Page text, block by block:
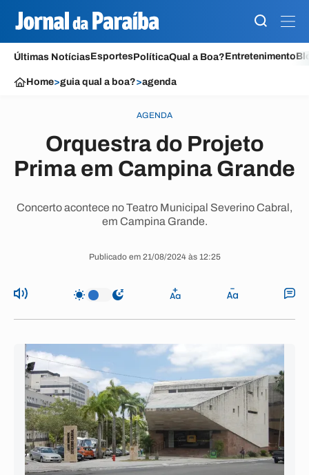
Últimas NotíciasEsportesPolíticaQual a Boa?Entretenimento
Home>guia qual a boa?>agenda
AGENDA
Orquestra do Projeto
Prima em Campina Grande
Concerto acontece no Teatro Municipal Severino Cabral,
em Campina Grande.
Publicado em 21/08/2024 às 12:25